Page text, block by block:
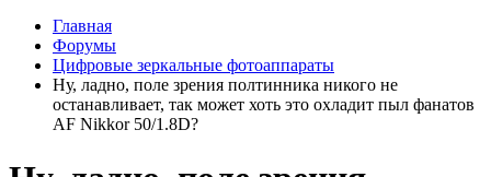
Главная
Форумы
Цифровые зеркальные фотоаппараты
Ну, ладно, поле зрения полтинника никого не
останавливает, так может хоть это охладит пыл фанатов
AF Nikkor 50/1.8D?